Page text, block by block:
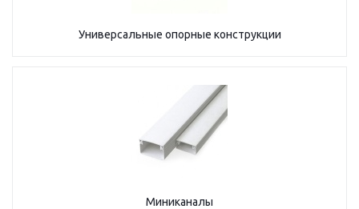
Универсальные опорные конструкции
Миниканалы